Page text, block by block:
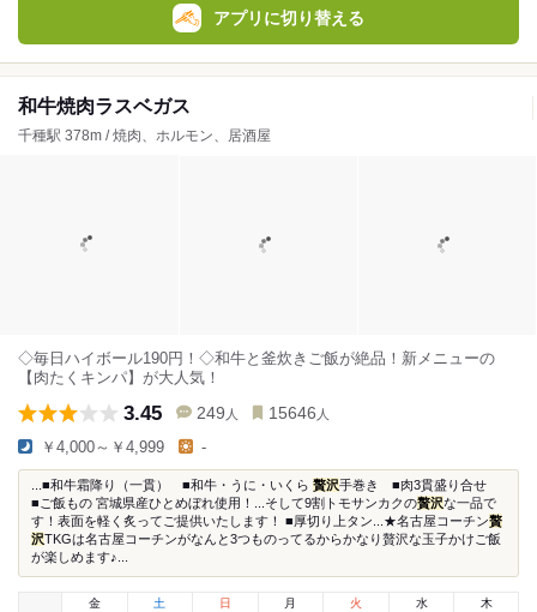
アプリに切り替える
和牛焼肉ラスベガス
千種駅 378m / 焼肉、ホルモン、居酒屋
◇毎日ハイボール190円！◇和牛と釜炊きご飯が絶品！新メニューの
【肉たくキンパ】が大人気！
3.45 249 人 15646 人
￥4,000～￥4,999 -
...■和牛霜降り（一貫） ■和牛・うに・いくら 贅沢手巻き ■肉3貫盛り合せ
■ご飯もの 宮城県産ひとめぼれ使用！...そして9割トモサンカクの贅沢な一品で
す！表面を軽く炙ってご提供いたします！ ■厚切り上タン...★名古屋コーチン贅
沢TKGは名古屋コーチンがなんと3つものってるからかなり贅沢な玉子かけご飯
が楽しめます♪...
金
土 日 月 火 水 木